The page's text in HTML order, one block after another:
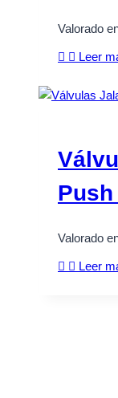
Valorado
Leer
Valorado
Leer